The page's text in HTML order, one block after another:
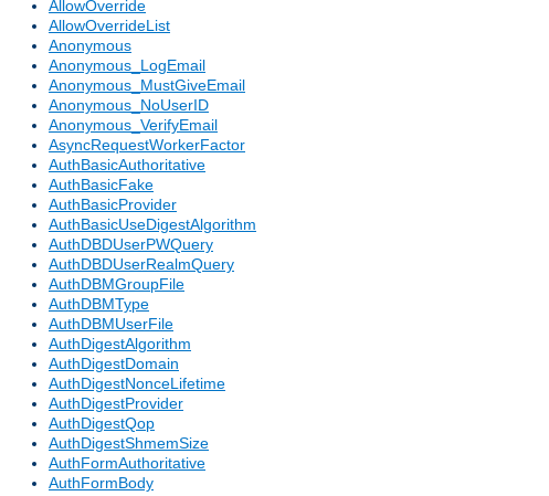
AllowOverride
AllowOverrideList
Anonymous
Anonymous_LogEmail
Anonymous_MustGiveEmail
Anonymous_NoUserID
Anonymous_VerifyEmail
AsyncRequestWorkerFactor
AuthBasicAuthoritative
AuthBasicFake
AuthBasicProvider
AuthBasicUseDigestAlgorithm
AuthDBDUserPWQuery
AuthDBDUserRealmQuery
AuthDBMGroupFile
AuthDBMType
AuthDBMUserFile
AuthDigestAlgorithm
AuthDigestDomain
AuthDigestNonceLifetime
AuthDigestProvider
AuthDigestQop
AuthDigestShmemSize
AuthFormAuthoritative
AuthFormBody